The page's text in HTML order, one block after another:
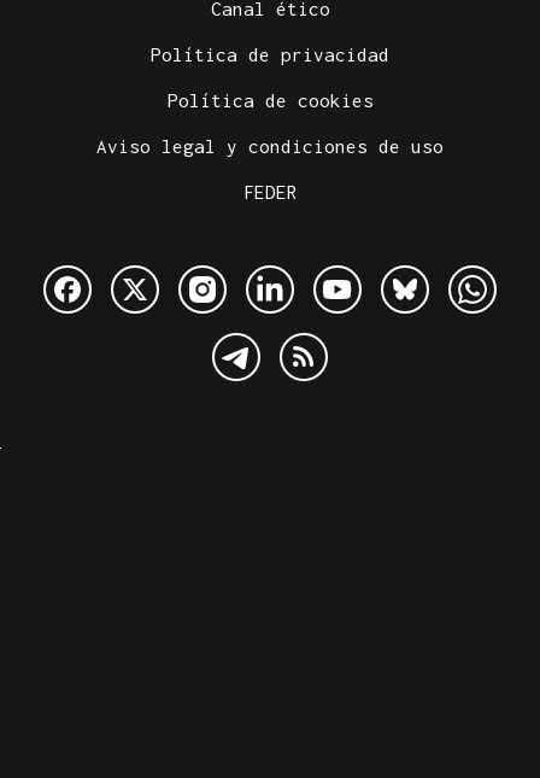
Canal ético
Política de privacidad
Política de cookies
Aviso legal y condiciones de uso
FEDER